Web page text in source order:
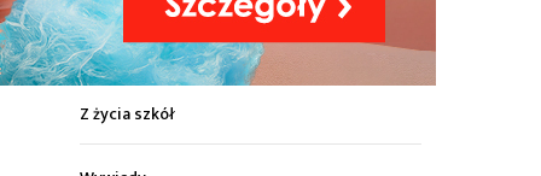
Wiadomości z regionu
Z życia szkół